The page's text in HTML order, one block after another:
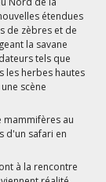
étendues
de zèbres et de
la savane
tels que
les herbes hautes
scène
mammifères au
d'un safari en
à la rencontre